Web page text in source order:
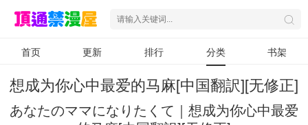
首页 更新 排行 分类 书架
想成为你心中最爱的马麻[中国翻訳][无修正]
あなたのママになりたくて｜想成为你心中最爱